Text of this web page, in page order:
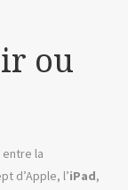
ou
entre la
d’Apple, l’iPad,